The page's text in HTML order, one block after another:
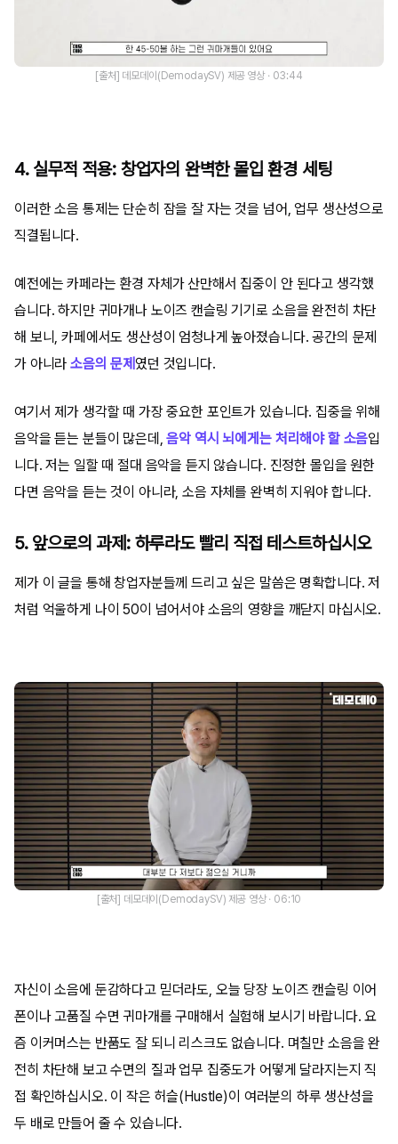
[출처] 데모데이(DemodaySV) 제공 영상 · 03:44
4. 실무적 적용: 창업자의 완벽한 몰입 환경 세팅
이러한 소음 통제는 단순히 잠을 잘 자는 것을 넘어, 업무 생산성으로
직결됩니다.
예전에는 카페라는 환경 자체가 산만해서 집중이 안 된다고 생각했
습니다. 하지만 귀마개나 노이즈 캔슬링 기기로 소음을 완전히 차단
해 보니, 카페에서도 생산성이 엄청나게 높아졌습니다. 공간의 문제
가 아니라소음의 문제였던 것입니다.
여기서 제가 생각할 때 가장 중요한 포인트가 있습니다. 집중을 위해
음악을 듣는 분들이 많은데,음악 역시 뇌에게는 처리해야 할 소음입
니다. 저는 일할 때 절대 음악을 듣지 않습니다. 진정한 몰입을 원한
다면 음악을 듣는 것이 아니라, 소음 자체를 완벽히 지워야 합니다.
5. 앞으로의 과제: 하루라도 빨리 직접 테스트하십시오
제가 이 글을 통해 창업자분들께 드리고 싶은 말씀은 명확합니다. 저
처럼 억울하게 나이 50이 넘어서야 소음의 영향을 깨닫지 마십시오.
[출처] 데모데이(DemodaySV) 제공 영상 · 06:10
자신이 소음에 둔감하다고 믿더라도, 오늘 당장 노이즈 캔슬링 이어
폰이나 고품질 수면 귀마개를 구매해서 실험해 보시기 바랍니다. 요
즘 이커머스는 반품도 잘 되니 리스크도 없습니다. 며칠만 소음을 완
전히 차단해 보고 수면의 질과 업무 집중도가 어떻게 달라지는지 직
접 확인하십시오. 이 작은 허슬(Hustle)이 여러분의 하루 생산성을
두 배로 만들어 줄 수 있습니다.